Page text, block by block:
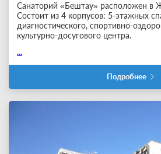
Санаторий «Бештау» расположен в
Состоит из 4 корпусов: 5-этажных
диагностического, спортивно-
культурно-досугового центра.
...
Подробнее